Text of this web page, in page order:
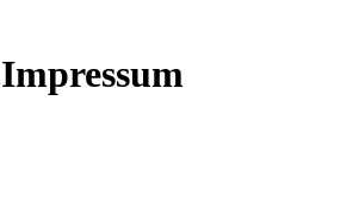
Impressum